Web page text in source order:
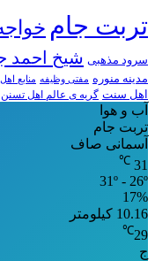
تربت جام
سرود مذهبی شیخ احمد
مدینه منوره مفتی وظیفه منابع
اهل سنت گریه ی عالم اهل تسنن
آب و هوا
تربت جام
آسمانی صاف
31
℃
31º - 26º
17%
10.16 کیلومتر
29
℃
ج